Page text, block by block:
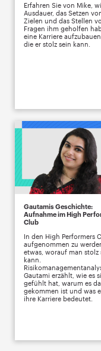
Erfahren Sie von Mike,
Ausdauer, das Setzen
Zielen und das Stellen
Fragen ihm geholfen
eine Karriere
die er stolz sein kann.
Gautamis Geschichte:
Aufnahme im High
Club
In den High Performers
aufgenommen zu
etwas, worauf man stolz
kann.
Gautami erzählt, wie es
gefühlt hat, warum es
gekommen ist und was
ihre Karriere bedeutet.